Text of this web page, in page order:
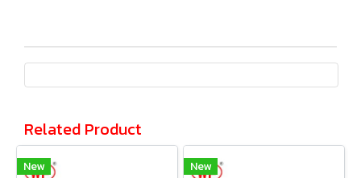
Related Product
New New